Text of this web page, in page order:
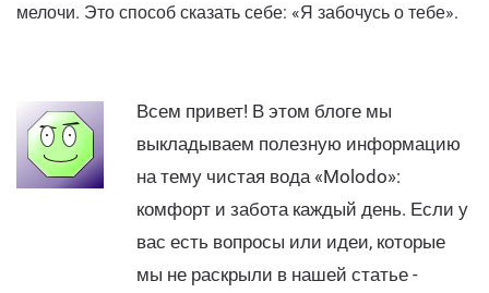
мелочи. Это способ сказать себе: «Я забочусь о тебе».
Всем привет! В этом блоге мы
выкладываем полезную информацию
на тему чистая вода «Molodo»:
комфорт и забота каждый день. Если у
вас есть вопросы или идеи, которые
мы не раскрыли в нашей статье -